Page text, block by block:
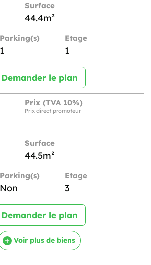
Surface
44.4m²
Parking(s)
1
Etage
1
Demander le plan
Prix (TVA 10%)
Prix direct promoteur
Surface
44.5m²
Parking(s)
Non
Etage
3
Demander le plan
Voir plus de biens